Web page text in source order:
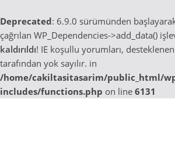
Deprecated: 6.9.0 sürümünden
çağrılan WP_Dependencies->add_data()
kaldırıldı! IE koşullu yorumları,
tarafından yok sayılır. in
/home/cakiltasitasarim/public_html/
includes/functions.php on line 6131